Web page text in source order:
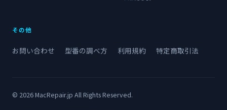
その他
お問い合わせ 型番の調べ方 利用規約 特定商取引法
© 2026 MacRepair.jp All Rights Reserved.